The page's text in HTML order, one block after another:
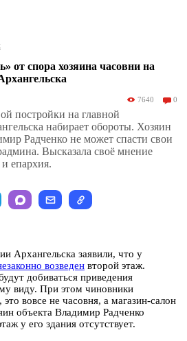
от спора хозяина часовни на
7640 0
постройки на главной
набирает обороты. Хозяин
Радченко не может спасти свои
Высказала своё мнение
епархия.
Архангельска заявили, что у
возведен второй этаж.
добиваться приведения
виду. При этом чиновники
вовсе не часовня, а магазин-салон
объекта Владимир Радченко
у его здания отсутствует.